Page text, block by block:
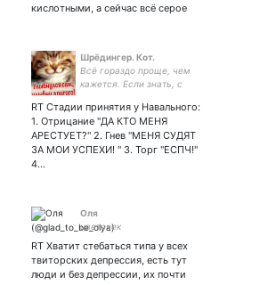
кислотными, а сейчас всё серое
Шрёдингер. Кот.
Всё гораздо проще, чем
кажется. Если знать, с
RT Стадии принятия у Навального:
1. Отрицание "ДА КТО МЕНЯ
АРЕСТУЕТ?" 2. Гнев "МЕНЯ СУДЯТ
ЗА МОИ УСПЕХИ! " 3. Торг "ЕСПЧ!"
4…
Оля
цветочек
RT Хватит стебаться типа у всех
твиторских депрессия, есть тут
люди и без депрессии, их почти